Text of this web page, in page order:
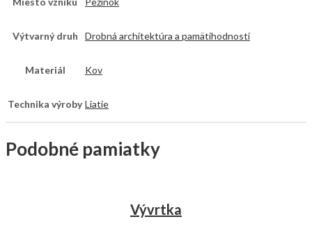
Výtvarný druh Drobná architektúra a pamätihodnosti
Materiál Kov
Technika výroby Liatie
Podobné pamiatky
Vývrtka